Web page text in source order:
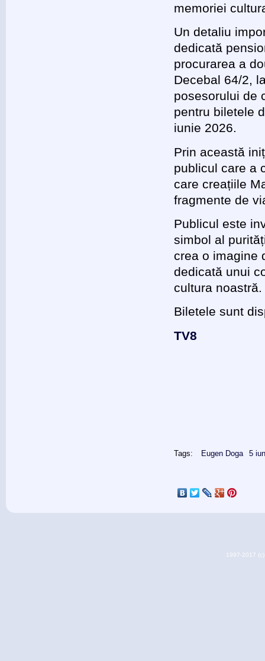
memoriei
Un detaliu
dedicată
procurarea a
Decebal 64/2,
posesorului de
pentru biletele
iunie 2026.
Prin această
publicul care a
care creațiile
fragmente de
Publicul este
simbol al
crea o imagine
dedicată unui
cultura noastră.
Biletele sunt
TV8
Tags: Eugen Doga 5
1997-2017